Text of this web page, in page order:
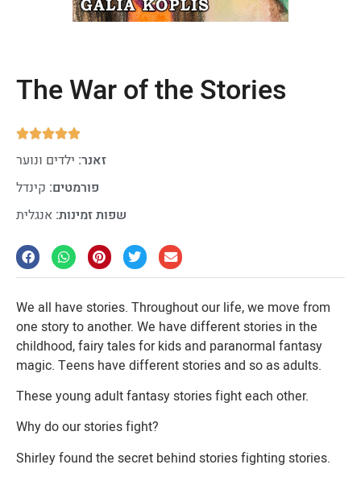
The War of the Stories





זאנר: ילדים ונוער
פורמטים: קינדל
שפות זמינות: אנגלית
We all have stories. Throughout our life, we move from
one story to another. We have different stories in the
childhood, fairy tales for kids and paranormal fantasy
magic. Teens have different stories and so as adults.
These young adult fantasy stories fight each other.
Why do our stories fight?
Shirley found the secret behind stories fighting stories.